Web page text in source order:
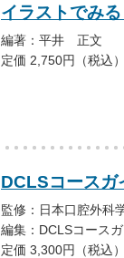
イラストでみ
編著：平井 正文
定価 2,750円（税込）
DCLSコースガ
監修：日本口腔外科
編集：DCLSコース
定価 3,300円（税込）